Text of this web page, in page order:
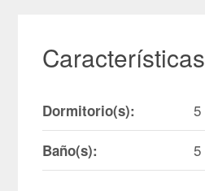
Características
Dormitorio(s): 5
Baño(s): 5